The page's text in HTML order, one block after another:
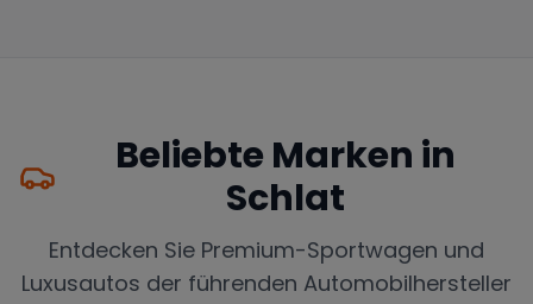
Beliebte Marken in
Schlat
Entdecken Sie Premium-Sportwagen und
Luxusautos der führenden Automobilhersteller